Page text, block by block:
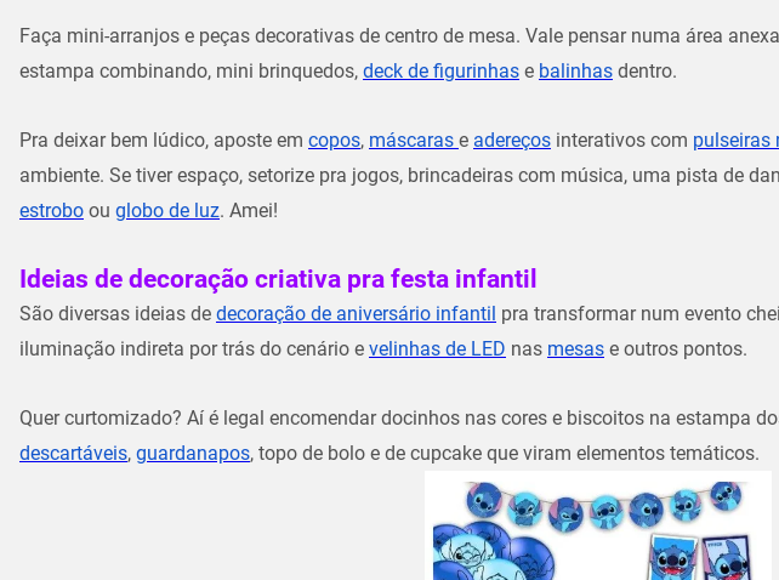
Faça mini-arranjos e peças decorativas de centro de mesa. Vale pensar numa área
estampa combinando, mini brinquedos, deck de figurinhas e balinhas dentro.
Pra deixar bem lúdico, aposte em copos, máscaras e adereços interativos com pulseiras
ambiente. Se tiver espaço, setorize pra jogos, brincadeiras com música, uma pista de
estrobo ou globo de luz. Amei!
Ideias de decoração criativa pra festa infantil
São diversas ideias de decoração de aniversário infantil pra transformar num evento
iluminação indireta por trás do cenário e velinhas de LED nas mesas e outros pontos.
Quer curtomizado? Aí é legal encomendar docinhos nas cores e biscoitos na estampa
descartáveis, guardanapos, topo de bolo e de cupcake que viram elementos temáticos.